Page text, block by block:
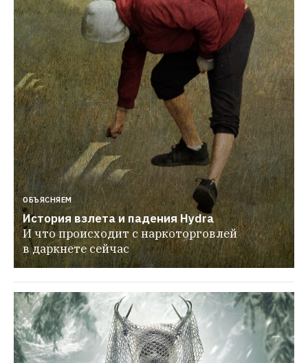
ОБЪЯСНЯЕМ
История взлета и падения Hydra
И что происходит с наркоторговлей
в даркнете сейчас